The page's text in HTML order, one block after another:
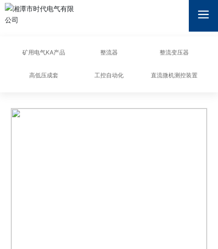
湘潭市时代电气有限公司
矿用电气KA产品 整流器 整流变压器
高低压成套 工控自动化 直流微机测控装置